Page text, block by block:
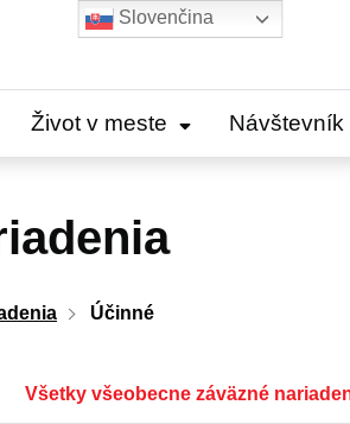
Život v meste Návštevník
Účinné
Všetky všeobecne záväzné
Slovenčina